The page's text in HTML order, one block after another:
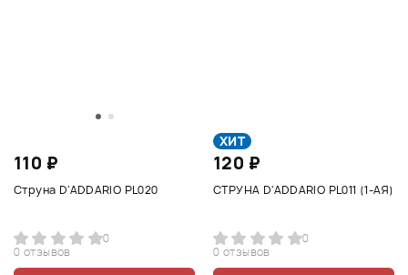
110 ₽
Струна D'ADDARIO PL020
0
0 отзывов
ХИТ
120 ₽
СТРУНА D'ADDARIO PL011 (1-АЯ)
0
0 отзывов